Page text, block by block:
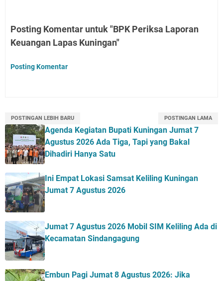
Posting Komentar untuk "BPK Periksa Laporan
Keuangan Lapas Kuningan"
Posting Komentar
POSTINGAN LEBIH BARU POSTINGAN LAMA
Agenda Kegiatan Bupati Kuningan Jumat 7
Agustus 2026 Ada Tiga, Tapi yang Bakal
Dihadiri Hanya Satu
Ini Empat Lokasi Samsat Keliling Kuningan
Jumat 7 Agustus 2026
Jumat 7 Agustus 2026 Mobil SIM Keliling Ada di
Kecamatan Sindangagung
Embun Pagi Jumat 8 Agustus 2026: Jika